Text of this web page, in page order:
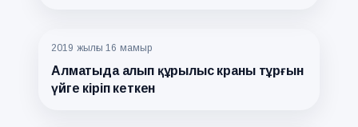
2019 жылғы 16 мамыр
Алматыда алып құрылыс краны тұрғын
үйге кіріп кеткен